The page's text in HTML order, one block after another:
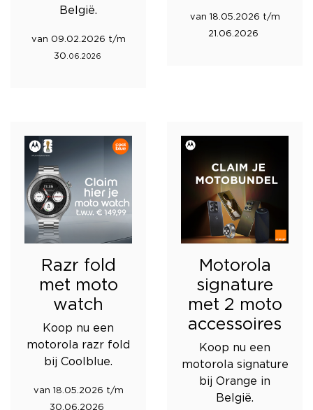
België.
van 09.02.2026 t/m
30 .06.2026
van 18.05.2026 t/m
21.06.2026
Razr fold
met moto
watch
Koop nu een
motorola razr fold
bij Coolblue.
van 18.05.2026 t/m
30.06.2026
Motorola
signature
met 2 moto
accessoires
Koop nu een
motorola signature
bij Orange in
België.